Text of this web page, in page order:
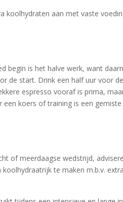
koolhydraten aan met vaste
begin is het halve werk, want
de start. Drink een half uur voor
espresso vooraf is prima,
koers of training is een
of meerdaagse wedstrijd,
te maken m.b.v.